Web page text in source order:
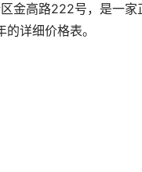
金高路222号，是一
详细价格表。